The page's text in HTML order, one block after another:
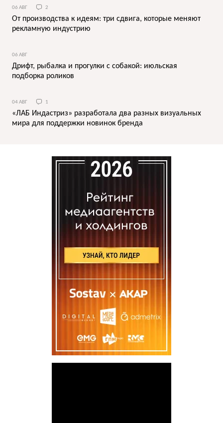
06 АВГ 2
От производства к идеям: три сдвига, которые меняют
рекламную индустрию
06 АВГ
Дрифт, рыбалка и прогулки с собакой: июльская
подборка роликов
04 АВГ 1
«ЛАБ Индастриз» разработала два разных визуальных
мира для поддержки новинок бренда